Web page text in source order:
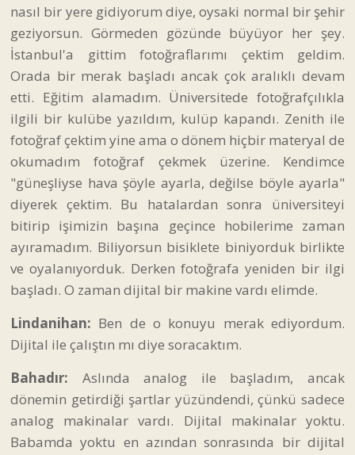
nasıl bir yere gidiyorum diye, oysaki normal bir şehir
geziyorsun. Görmeden gözünde büyüyor her şey.
İstanbul'a gittim fotoğraflarımı çektim geldim.
Orada bir merak başladı ancak çok aralıklı devam
etti. Eğitim alamadım. Üniversitede fotoğrafçılıkla
ilgili bir kulübe yazıldım, kulüp kapandı. Zenith ile
fotoğraf çektim yine ama o dönem hiçbir materyal de
okumadım fotoğraf çekmek üzerine. Kendimce
"güneşliyse hava şöyle ayarla, değilse böyle ayarla"
diyerek çektim. Bu hatalardan sonra üniversiteyi
bitirip işimizin başına geçince hobilerime zaman
ayıramadım. Biliyorsun bisiklete biniyorduk birlikte
ve oyalanıyorduk. Derken fotoğrafa yeniden bir ilgi
başladı. O zaman dijital bir makine vardı elimde.
Lindanihan: Ben de o konuyu merak ediyordum.
Dijital ile çalıştın mı diye soracaktım.
Bahadır: Aslında analog ile başladım, ancak
dönemin getirdiği şartlar yüzündendi, çünkü sadece
analog makinalar vardı. Dijital makinalar yoktu.
Babamda yoktu en azından sonrasında bir dijital